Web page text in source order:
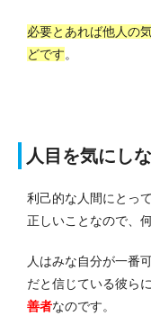
必要とあれば他人の
どです。
人目を気にし
利己的な人間にとっ
正しいことなので、
人はみな自分が一番
だと信じている彼ら
善者なのです。